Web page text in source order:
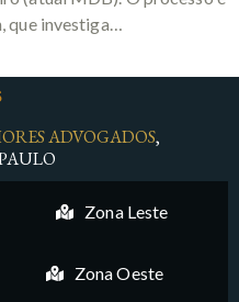
investiga…
ADVOGADOS,
Zona Leste
Zona Oeste